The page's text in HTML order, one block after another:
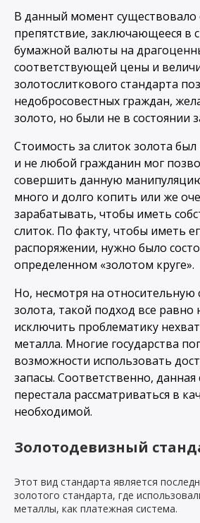
В данный момент существовало
препятствие, заключающееся в
бумажной валюты на
соответствующей цены и
золотослиткового стандарта
недобросовестных граждан,
золото, но были не в состоянии
Стоимость за слиток золота
и не любой гражданин мог
совершить данную
много и долго копить или же
зарабатывать, чтобы иметь
слиток. По факту, чтобы иметь
распоряжении, нужно было
определенном «золотом круге».
Но, несмотря на относительную
золота, такой подход все равно
исключить проблематику
металла. Многие государства
возможности использовать
запасы. Соответственно, данная
перестала рассматриваться в
необходимой.
Золотодевизный
Этот вид стандарта является
золотого стандарта, где
металлы, как платежная система.